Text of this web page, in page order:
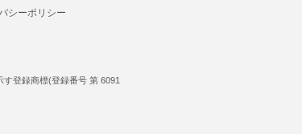
シーポリシー
登録商標(登録番号 第 6091